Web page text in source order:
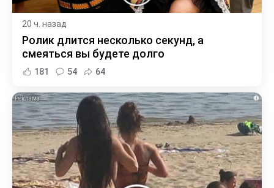
20 ч. назад
Ролик длится несколько секунд, а
смеяться вы будете долго
181 54 64
i